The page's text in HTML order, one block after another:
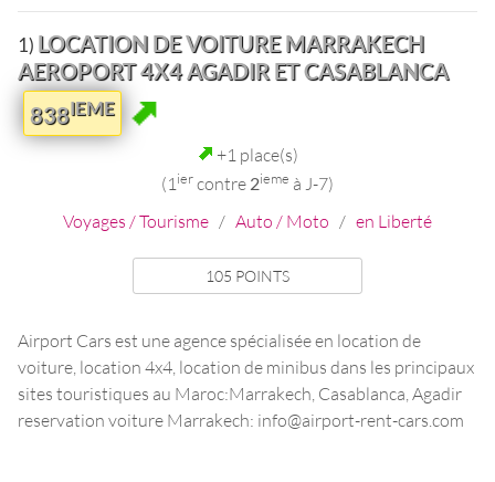
1) LOCATION DE VOITURE MARRAKECH
AEROPORT 4X4 AGADIR ET CASABLANCA
838IEME
+1 place(s)
(1 iercontre 2ieme à J-7)
Voyages / Tourisme / Auto / Moto / en Liberté
105 POINTS
Airport Cars est une agence spécialisée en location de
voiture, location 4x4, location de minibus dans les principaux
sites touristiques au Maroc:Marrakech, Casablanca, Agadir
reservation voiture Marrakech: info@airport-rent-cars.com